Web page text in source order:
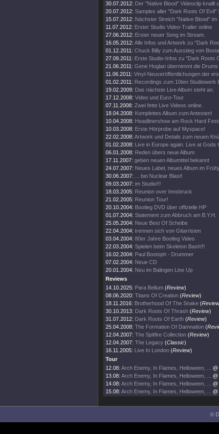
30.07.2012: Der "Native Blood" Videoclip knallt
20.07.2012: Samples aller "Dark Roots Of Evil"
15.07.2012: Nächster Streich "Native Blood" im
11.07.2012: Erster Studio Video-Trailer online
27.06.2012: Erster neuer Song im Stream.
16.05.2012: Alle Infos und Artwork zu "Dark
01.12.2011: Chuck Billy zum Ausstieg von
27.09.2011: Erste Studio-Infos zu "Dark Roots
21.06.2011: Gene Hoglan übernimmt die Drums
11.06.2011: Vinyl-Neuveröffentlichungen der
01.02.2011: Recordings zum 10ten Studiowerk
19.02.2009: Das nächste Live Album steht an.
17.12.2008: Video und Euro-Tour
07.11.2008: Zwei fette Live Videos online.
18.04.2008: Komplettes Album zum Antesten!
10.04.2008: Headlinershow am Rock Hard
10.03.2008: Erste Hörprobe auf Myspace!
22.02.2008: Artwork und Details zum neuen
01.02.2008: Live in Europe again. Live at Gods
06.01.2008: Reden übers neue Album
17.11.2007: geben neuen Albumtitel bekannt
24.07.2007: Neues Label, neues Album im
30.06.2007:
... bei Nuclear Blast!
09.03.2007: im Studio!!!
18.03.2005: Reunion over Innsbruck
21.02.2005: Reunion Tour!
20.10.2004: Bootleg DVD über offizielle HP
01.07.2004: Statement zum Abbruch am B.Y.H.
25.05.2004: Neue Best Of Scheibe
22.04.2004: trennen sich von Gitarristen
03.04.2004: 80er Jahre Bootleg Video
22.03.2004: Spielen beim Skeleton Bash!!!
16.02.2004: Paul Bostoph - Drummer
07.02.2004: Neue CD
20.01.2004: Neu im Balingen Line Up
Reviews
14.10.2025: Para Bellum (Review)
08.06.2020: Titans Of Creation (Review)
18.11.2016: Brotherhood Of The Snake (Review
30.10.2013: Dark Roots Of Thrash (Review)
31.07.2012: Dark Roots Of Earth (Review)
25.04.2008: The Formation Of Damnation (
12.04.2007: The Spitfire Collection (Review)
12.04.2007: The Legacy (Classic)
16.11.2005: Live In London (Review)
Tour
12.08: Arch Enemy, In Flames, Helloween, ...
13.08: Arch Enemy, In Flames, Helloween, ...
14.08: Arch Enemy, In Flames, Helloween, ...
15.08: Arch Enemy, In Flames, Helloween, ...
©